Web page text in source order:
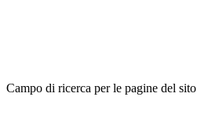
Campo di ricerca per le pagine del sito